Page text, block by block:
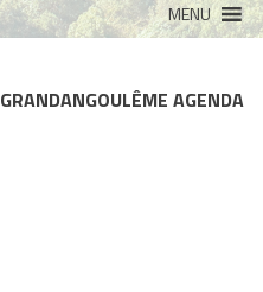
MENU
GRANDANGOULÊME AGENDA